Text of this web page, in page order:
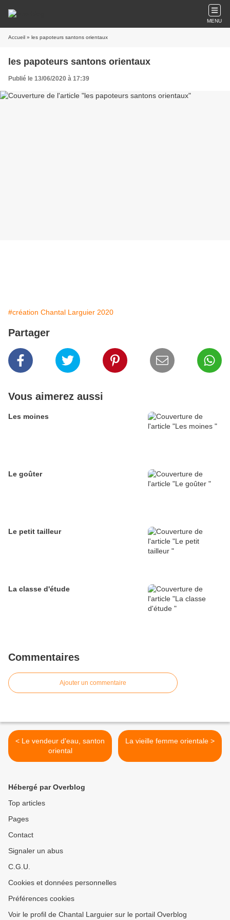
MENU
Accueil » les papoteurs santons orientaux
les papoteurs santons orientaux
Publié le 13/06/2020 à 17:39
#création Chantal Larguier 2020
Partager
Vous aimerez aussi
Les moines
Le goûter
Le petit tailleur
La classe d'étude
Commentaires
Ajouter un commentaire
< Le vendeur d'eau, santon
oriental
La vieille femme orientale >
Hébergé par Overblog
Top articles
Pages
Contact
Signaler un abus
C.G.U.
Cookies et données personnelles
Préférences cookies
Voir le profil de Chantal Larguier sur le portail Overblog